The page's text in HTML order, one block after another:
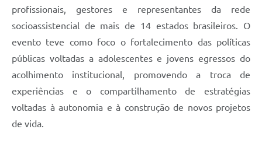
profissionais, gestores e representantes da rede
socioassistencial de mais de 14 estados brasileiros. O
evento teve como foco o fortalecimento das políticas
públicas voltadas a adolescentes e jovens egressos do
acolhimento institucional, promovendo a troca de
experiências e o compartilhamento de estratégias
voltadas à autonomia e à construção de novos projetos
de vida.